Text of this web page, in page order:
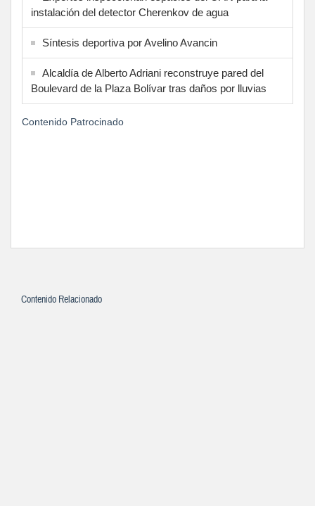
instalación del detector Cherenkov de agua
Síntesis deportiva por Avelino Avancin
Alcaldía de Alberto Adriani reconstruye pared del
Boulevard de la Plaza Bolívar tras daños por lluvias
Contenido Patrocinado
Contenido Relacionado